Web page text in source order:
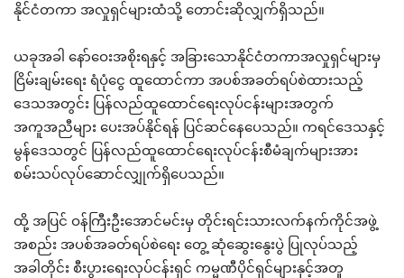
နိုင်ငံတကာ အလှုရှင်များထံသို့ တောင်းဆိုလျှက်ရှိသည်။
ယခုအခါ နော်ဝေးအစိုးရနှင့် အခြားသောနိုင်ငံတကာအလှုရှင်များမှ
ငြိမ်းချမ်းရေး ရံပုံငွေ ထူထောင်ကာ အပစ်အခတ်ရပ်စဲထားသည့်
ဒေသအတွင်း ပြန်လည်ထူထောင်ရေးလုပ်ငန်းများအတွက်
အကူအညီများ ပေးအပ်နိုင်ရန် ပြင်ဆင်နေပေသည်။ ကရင်ဒေသနှင့်
မွန်ဒေသတွင် ပြန်လည်ထူထောင်ရေးလုပ်ငန်းစီမံချက်များအား
စမ်းသပ်လုပ်ဆောင်လျှုက်ရှိပေသည်။
ထို့ အပြင် ဝန်ကြီးဦးအောင်မင်းမှ တိုင်းရင်းသားလက်နက်ကိုင်အဖွဲ့
အစည်း အပစ်အခတ်ရပ်စဲရေး တွေ့ ဆုံဆွေးနွေးပွဲ ပြုလုပ်သည့်
အခါတိုင်း စီးပွားရေးလုပ်ငန်းရှင် ကမ္မဏီပိုင်ရှင်များနှင့်အတူ